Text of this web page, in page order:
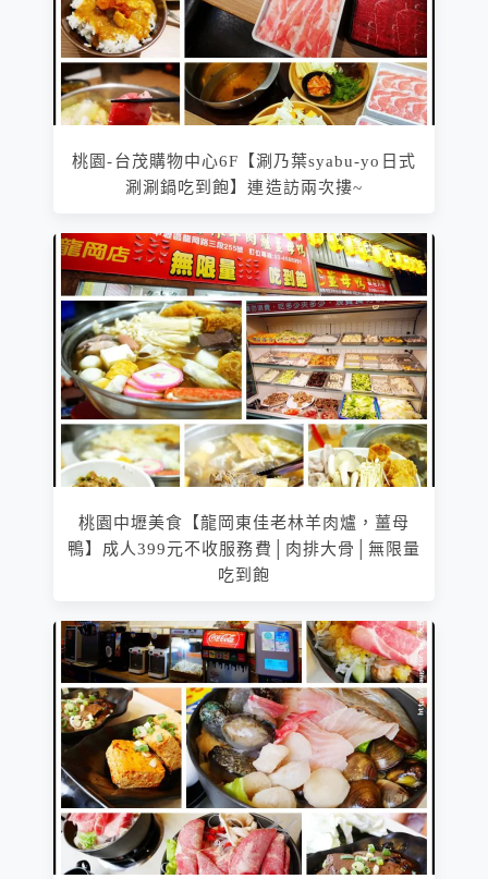
桃園-台茂購物中心6F【涮乃葉syabu-yo日式
涮涮鍋吃到飽】連造訪兩次摟~
桃園中壢美食【龍岡東佳老林羊肉爐，薑母
鴨】成人399元不收服務費│肉排大骨│無限量
吃到飽